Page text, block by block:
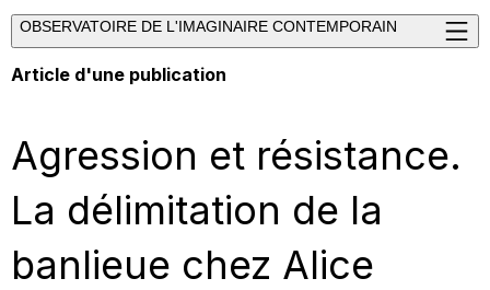
OBSERVATOIRE DE L'IMAGINAIRE CONTEMPORAIN
Article d'une publication
Agression et résistance.
La délimitation de la
banlieue chez Alice